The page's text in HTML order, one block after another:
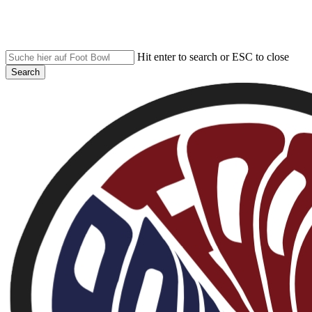
content
Hit enter to search or ESC to close
Search